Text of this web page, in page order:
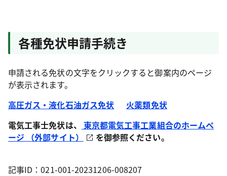
各種免状申請手続き
申請される免状の文字をクリックすると御案内のページ
が表示されます。
高圧ガス・液化石油ガス免状
火薬類免状
電気工事士免状は、
東京都電気工事工業組合のホームペ
ージ （外部サイト）
を御参照ください。
記事ID：021-001-20231206-008207